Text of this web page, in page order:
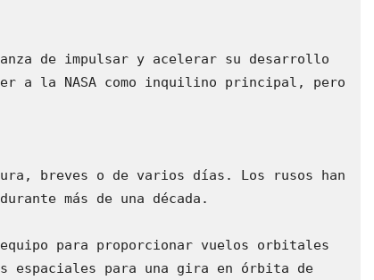
de impulsar y acelerar su desarrollo
a la NASA como inquilino principal, pero
breves o de varios días. Los rusos han
más de una década.
para proporcionar vuelos orbitales
espaciales para una gira en órbita de